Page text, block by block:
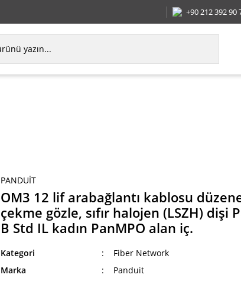
+90 212 392 90
PANDUIT
OM3 12 lif arabağlantı kablosu
çekme gözle, sıfır halojen (LSZH) dişi
B Std IL kadın PanMPO alan iç.
Kategori
Fiber Network
Marka
Panduit